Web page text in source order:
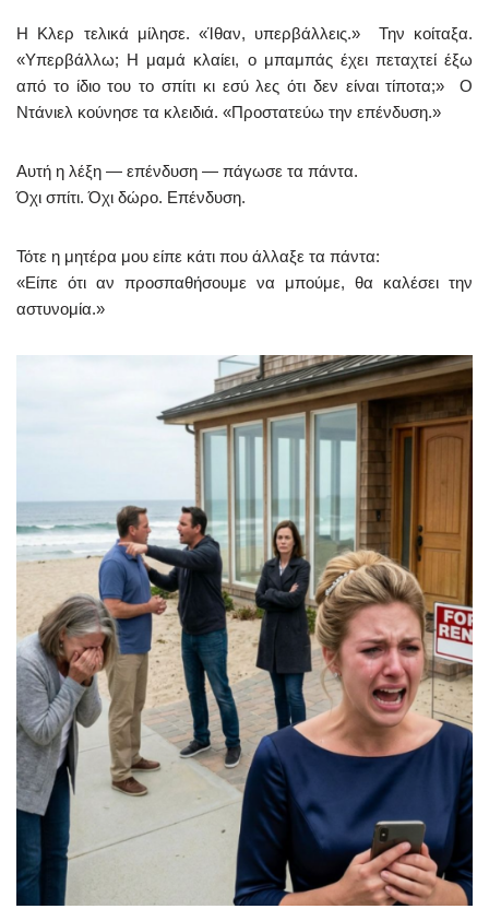
Η Κλερ τελικά μίλησε. «Ίθαν, υπερβάλλεις.» Την κοίταξα.
«Υπερβάλλω; Η μαμά κλαίει, ο μπαμπάς έχει πεταχτεί έξω
από το ίδιο του το σπίτι κι εσύ λες ότι δεν είναι τίποτα;» Ο
Ντάνιελ κούνησε τα κλειδιά. «Προστατεύω την επένδυση.»
Αυτή η λέξη — επένδυση — πάγωσε τα πάντα.
Όχι σπίτι. Όχι δώρο. Επένδυση.
Τότε η μητέρα μου είπε κάτι που άλλαξε τα πάντα:
«Είπε ότι αν προσπαθήσουμε να μπούμε, θα καλέσει την
αστυνομία.»